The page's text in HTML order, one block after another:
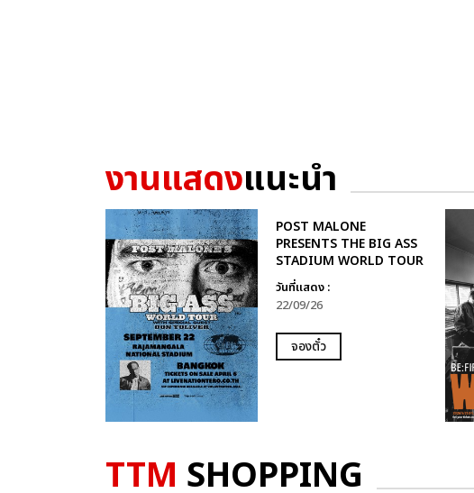
งานแสดงแนะนำ
POST MALONE
PRESENTS THE BIG ASS
STADIUM WORLD TOUR
วันที่แสดง :
22/09/26
จองตั๋ว
TTM SHOPPING